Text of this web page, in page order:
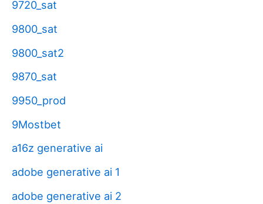
9720_sat
9800_sat
9800_sat2
9870_sat
9950_prod
9Mostbet
a16z generative ai
adobe generative ai 1
adobe generative ai 2